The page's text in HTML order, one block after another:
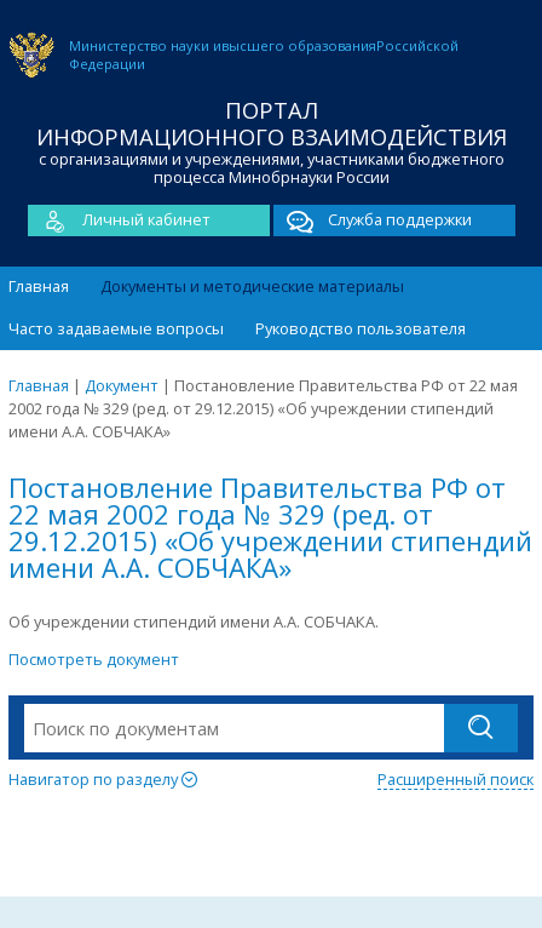
Министерство науки ивысшего образованияРоссийской
Федерации
ПОРТАЛ
ИНФОРМАЦИОННОГО ВЗАИМОДЕЙСТВИЯ
с организациями и учреждениями, участниками бюджетного
процесса Минобрнауки России
Личный кабинет
Служба поддержки
Главная
Документы и методические материалы
Часто задаваемые вопросы
Руководство пользователя
Главная | Документ | Постановление Правительства РФ от 22 мая
2002 года № 329 (ред. от 29.12.2015) «Об учреждении стипендий
имени А.А. СОБЧАКА»
Постановление Правительства РФ от
22 мая 2002 года № 329 (ред. от
29.12.2015) «Об учреждении стипендий
имени А.А. СОБЧАКА»
Об учреждении стипендий имени А.А. СОБЧАКА.
Посмотреть документ
Навигатор по разделу Расширенный поиск